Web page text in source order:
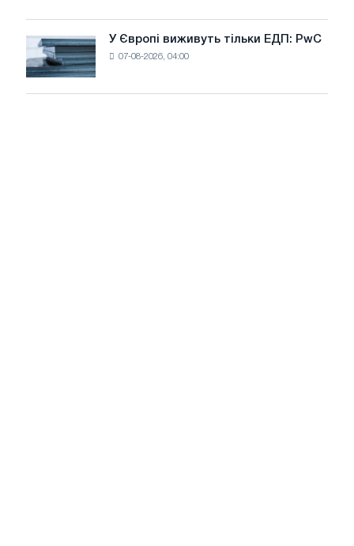
трамвайних
колій
Москви
і
Європі
виживуть
тільки
У Європі виживуть тільки ЕДП: PwC
07-08-2026, 04:00